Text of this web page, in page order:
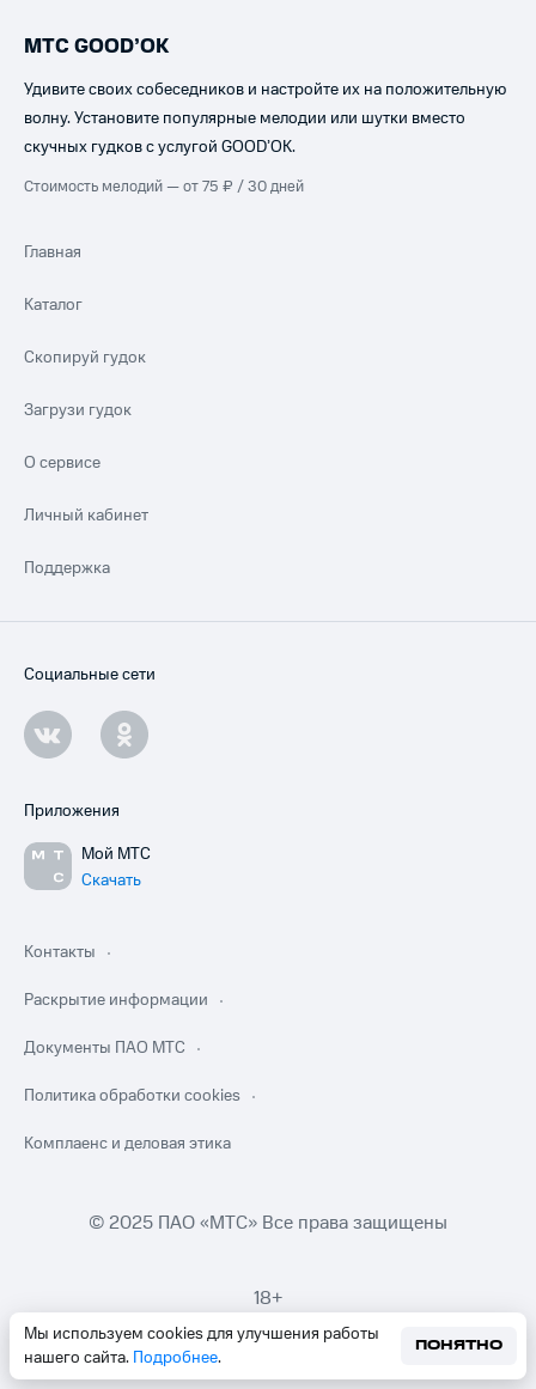
Мы используем cookies для улучшения работы
нашего сайта. Подробнее.
ПОНЯТНО
МТС GOOD’OK
Удивите своих собеседников и настройте их на положительную
волну. Установите популярные мелодии или шутки вместо
скучных гудков с услугой GOOD’OK.
Стоимость мелодий — от 75 ₽ / 30 дней
Главная
Каталог
Скопируй гудок
Загрузи гудок
О сервисе
Личный кабинет
Поддержка
Социальные сети
Приложения
Мой МТС
Скачать
Контакты
Раскрытие информации
Документы ПАО МТС
Политика обработки cookies
Комплаенс и деловая этика
© 2025 ПАО «МТС» Все права защищены
18+